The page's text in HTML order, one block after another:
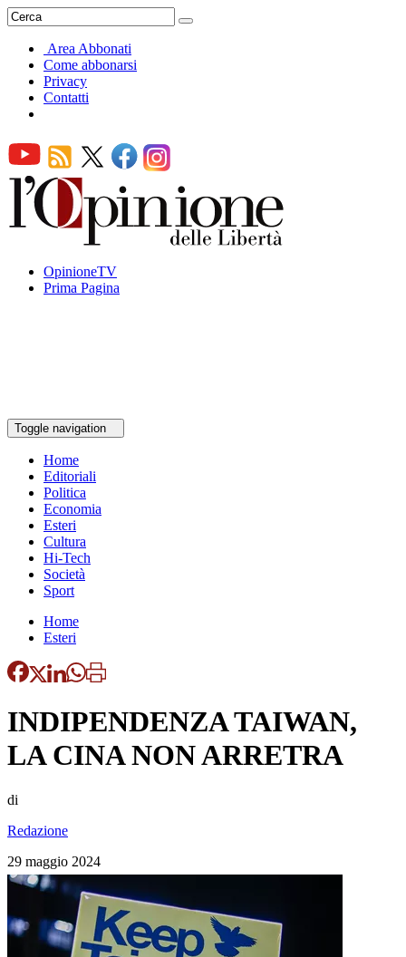
Area Abbonati
Come abbonarsi
Privacy
Contatti
OpinioneTV
Prima Pagina
Toggle navigation
Home
Editoriali
Politica
Economia
Esteri
Cultura
Hi-Tech
Società
Sport
Home
Esteri
INDIPENDENZA TAIWAN,
LA CINA NON ARRETRA
di
Redazione
29 maggio 2024